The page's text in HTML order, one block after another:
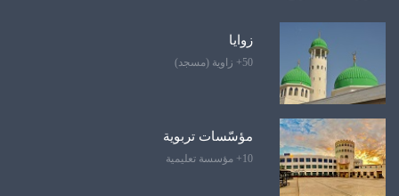
زوايا
50+ زاوية (مسجد)
مؤسّسات تربوية
10+ مؤسسة تعليمية